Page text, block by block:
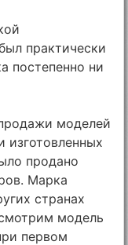
практически
постепенно ни
моделей
изготовленных
продано
Марка
странах
модель
первом